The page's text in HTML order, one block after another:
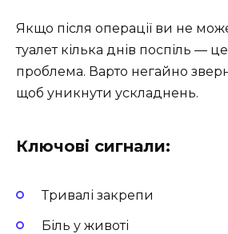
Якщо після операції ви не
туалет кілька днів поспіль —
проблема. Варто негайно
щоб уникнути ускладнень.
Ключові сигнали:
Тривалі закрепи
Біль у животі